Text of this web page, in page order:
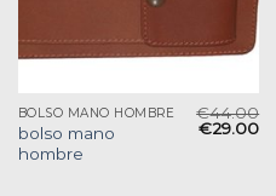
BOLSO MANO HOMBRE
bolso mano
hombre
€44.00
€29.00